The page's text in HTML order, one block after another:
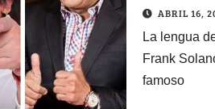
ABRIL 16,
La lengua
Frank
famoso